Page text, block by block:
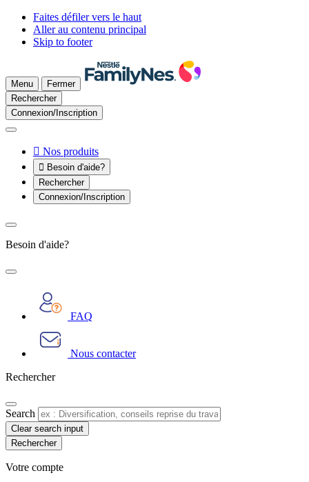
Faites défiler vers le haut
Aller au contenu principal
Skip to footer
Menu
Fermer
Rechercher
Connexion/Inscription
 Nos produits
 Besoin d'aide?
Rechercher
Connexion/Inscription
Besoin d'aide?
FAQ
Nous contacter
Rechercher
Search
Clear search input
Votre compte​